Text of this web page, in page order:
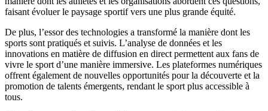
faisant évoluer le paysage sportif vers une plus grande équité.
De plus, l’essor des technologies a transformé la manière dont les
sports sont pratiqués et suivis. L’analyse de données et les
innovations en matière de diffusion en direct permettent aux fans de
vivre le sport d’une manière immersive. Les plateformes numériques
offrent également de nouvelles opportunités pour la découverte et la
promotion de talents émergents, rendant le sport plus accessible à
tous.